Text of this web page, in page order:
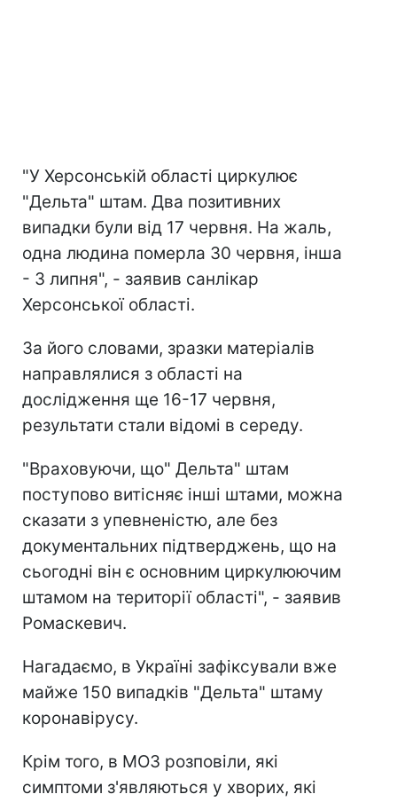
"У Херсонській області циркулює
"Дельта" штам. Два позитивних
випадки були від 17 червня. На жаль,
одна людина померла 30 червня, інша
- 3 липня", - заявив санлікар
Херсонської області.
За його словами, зразки матеріалів
направлялися з області на
дослідження ще 16-17 червня,
результати стали відомі в середу.
"Враховуючи, що" Дельта" штам
поступово витісняє інші штами, можна
сказати з упевненістю, але без
документальних підтверджень, що на
сьогодні він є основним циркулюючим
штамом на території області", - заявив
Ромаскевич.
Нагадаємо, в Україні зафіксували вже
майже 150 випадків "Дельта" штаму
коронавірусу.
Крім того, в МОЗ розповіли, які
симптоми з'являються у хворих, які